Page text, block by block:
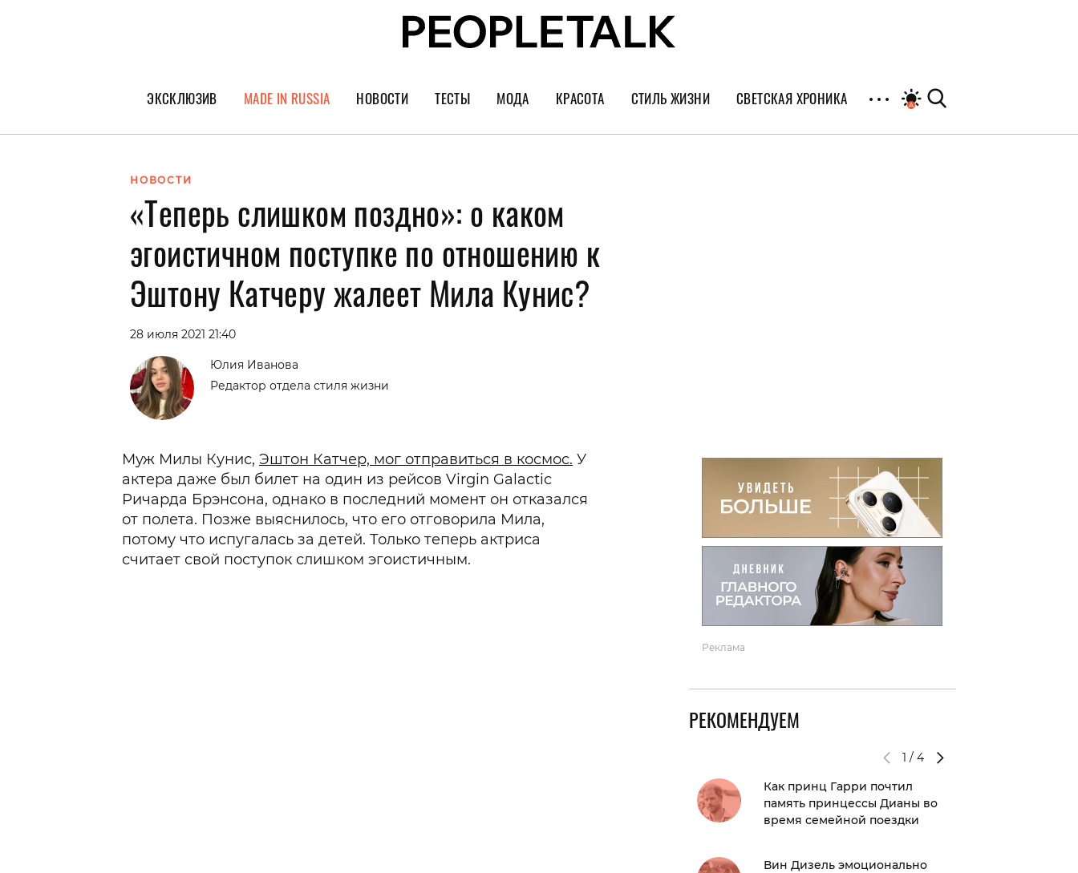
ЭКСКЛЮЗИВ
ГЕРОИ PEOPLETALK
ПОКОЛЕНИЕ
MADE IN RUSSIA НОВОСТИ ТЕСТЫ МОДА
Тренды
Украшения и часы
КРАСОТА
Уход за лицом
Спорт
Диеты
СТИЛЬ ЖИЗНИ
Культура
СВЕТСКАЯ ХРОНИКА
НОВОСТИ
«Теперь слишком поздно»: о каком
эгоистичном поступке по отношению к
Эштону Катчеру жалеет Мила Кунис?
28 июля 2021 21:40
Юлия Иванова
Редактор отдела стиля жизни
Муж Милы Кунис, Эштон Катчер, мог отправиться в космос. У
актера даже был билет на один из рейсов Virgin Galactic
Ричарда Брэнсона, однако в последний момент он отказался
от полета. Позже выяснилось, что его отговорила Мила,
потому что испугалась за детей. Только теперь актриса
считает свой поступок слишком эгоистичным.
Реклама
РЕКОМЕНДУЕМ
1 /4
Как принц Гарри почтил
память принцессы Дианы во
время семейной поездки
Вин Дизель эмоционально